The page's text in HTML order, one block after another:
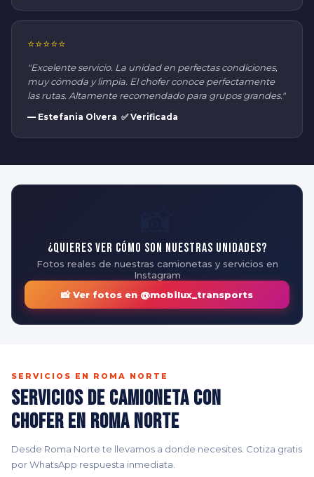
⭐⭐⭐⭐⭐
"Excelente servicio. La unidad en perfectas condiciones,
muy cómoda y limpia. El chofer conoce perfectamente
las rutas. Altamente recomendado para grupos grandes."
— Estefania Olvera ✅ Verificada
¿Quieres ver cómo son nuestras unidades?
Fotos reales de nuestras camionetas y servicios en
Instagram
📸 Ver fotos en @mobilux_transports
SERVICIOS EN ROMA NORTE
Servicios de Camioneta con
Chofer en Roma Norte
Desde Roma Norte te llevamos a donde necesites. Cotiza gratis
por WhatsApp respuesta inmediata.